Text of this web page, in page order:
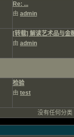
Re: ...
由 admin
[转载] 解读艺术品与金
由 admin
检验
由 test
没有任何分类